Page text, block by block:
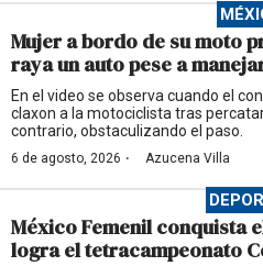
Mujer a bordo de su moto
raya un auto pese a
En el video se observa cuando el
claxon a la motociclista tras
contrario, obstaculizando el paso.
6 de agosto, 2026 · Azucena Villa
México Femenil conquista
logra el tetracampeonato